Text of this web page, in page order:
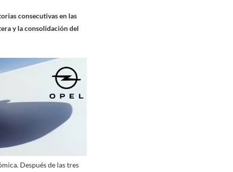
consecutivas en las
y la consolidación del
Después de las tres